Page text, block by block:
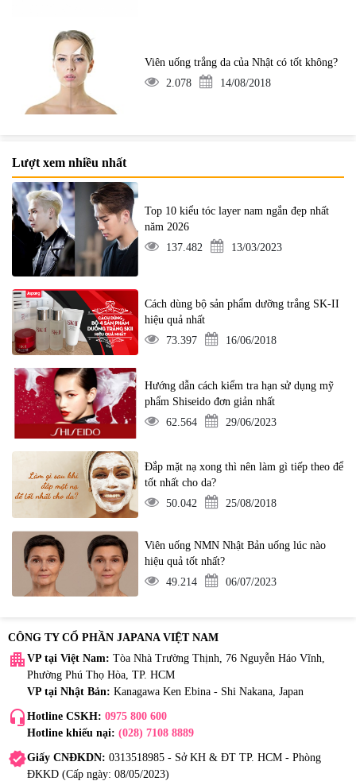
Viên uống trắng da của Nhật có tốt không?
2.078
14/08/2018
Lượt xem nhiều nhất
Top 10 kiểu tóc layer nam ngắn đẹp nhất
năm 2026
137.482
13/03/2023
Cách dùng bộ sản phẩm dưỡng trắng SK-II
hiệu quả nhất
73.397
16/06/2018
Hướng dẫn cách kiểm tra hạn sử dụng mỹ
phẩm Shiseido đơn giản nhất
62.564
29/06/2023
Đắp mặt nạ xong thì nên làm gì tiếp theo để
tốt nhất cho da?
50.042
25/08/2018
Viên uống NMN Nhật Bản uống lúc nào
hiệu quả tốt nhất?
49.214
06/07/2023
CÔNG TY CỔ PHẦN JAPANA VIỆT NAM
apartment VP tại Việt Nam: Tòa Nhà Trường Thịnh, 76 Nguyễn Háo Vĩnh,
Phường Phú Thọ Hòa, TP. HCM
VP tại Nhật Bản: Kanagawa Ken Ebina - Shi Nakana, Japan
headset_mic Hotline CSKH: 0975 800 600
Hotline khiếu nại: (028) 7108 8889
verifiedGiấy CNĐKDN: 0313518985 - Sở KH & ĐT TP. HCM - Phòng
ĐKKD (Cấp ngày: 08/05/2023)